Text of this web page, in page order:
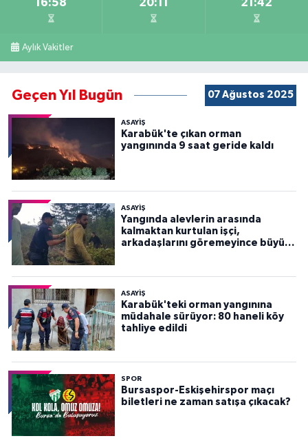
16:58 20:11 21:42
Aylık Vakitler
Geçen Yıl Bugün 07 Ağustos 2025
ASAYİŞ
Karabük'te çıkan orman
yangınında 9 saat geride kaldı
ASAYİŞ
Yangında alevlerin arasında
kalmaktan kurtulan işçi,
arkadaşlarını göremeyince büyük
ASAYİŞ
Karabük'teki orman yangınına
müdahale sürüyor: 80 haneli köy
tahliye edildi
SPOR
Bursaspor-Eskişehirspor maçı
biletleri ne zaman satışa çıkacak?